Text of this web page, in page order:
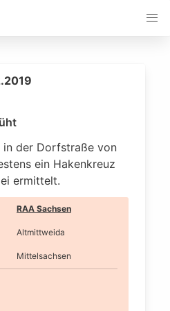
in der Dorfstraße von
ein Hakenkreuz
ermittelt.
RAA Sachsen
Altmittweida
Mittelsachsen